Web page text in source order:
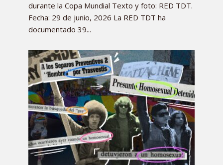
durante la Copa Mundial Texto y foto: RED TDT.
Fecha: 29 de junio, 2026 La RED TDT ha
documentado 39...